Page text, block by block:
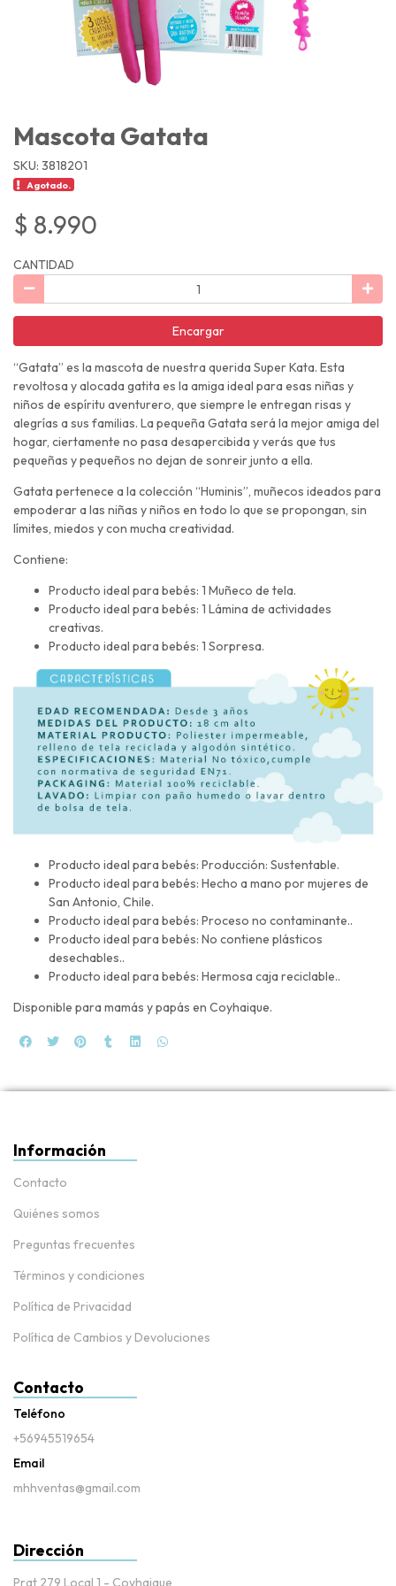
Mascota Gatata
SKU: 3818201
Agotado.
$ 8.990
CANTIDAD
Encargar
“Gatata” es la mascota de nuestra querida Super Kata. Esta
revoltosa y alocada gatita es la amiga ideal para esas niñas y
niños de espíritu aventurero, que siempre le entregan risas y
alegrías a sus familias. La pequeña Gatata será la mejor amiga del
hogar, ciertamente no pasa desapercibida y verás que tus
pequeñas y pequeños no dejan de sonreir junto a ella.
Gatata pertenece a la colección “Huminis”, muñecos ideados para
empoderar a las niñas y niños en todo lo que se propongan, sin
límites, miedos y con mucha creatividad.
Contiene:
Producto ideal para bebés: 1 Muñeco de tela.
Producto ideal para bebés: 1 Lámina de actividades
creativas.
Producto ideal para bebés: 1 Sorpresa.
Producto ideal para bebés: Producción: Sustentable.
Producto ideal para bebés: Hecho a mano por mujeres de
San Antonio, Chile.
Producto ideal para bebés: Proceso no contaminante..
Producto ideal para bebés: No contiene plásticos
desechables..
Producto ideal para bebés: Hermosa caja reciclable..
Disponible para mamás y papás en Coyhaique.
Información
Contacto
Quiénes somos
Preguntas frecuentes
Términos y condiciones
Política de Privacidad
Política de Cambios y Devoluciones
Contacto
Teléfono
+56945519654
Email
mhhventas@gmail.com
Dirección
Prat 279 Local 1 - Coyhaique